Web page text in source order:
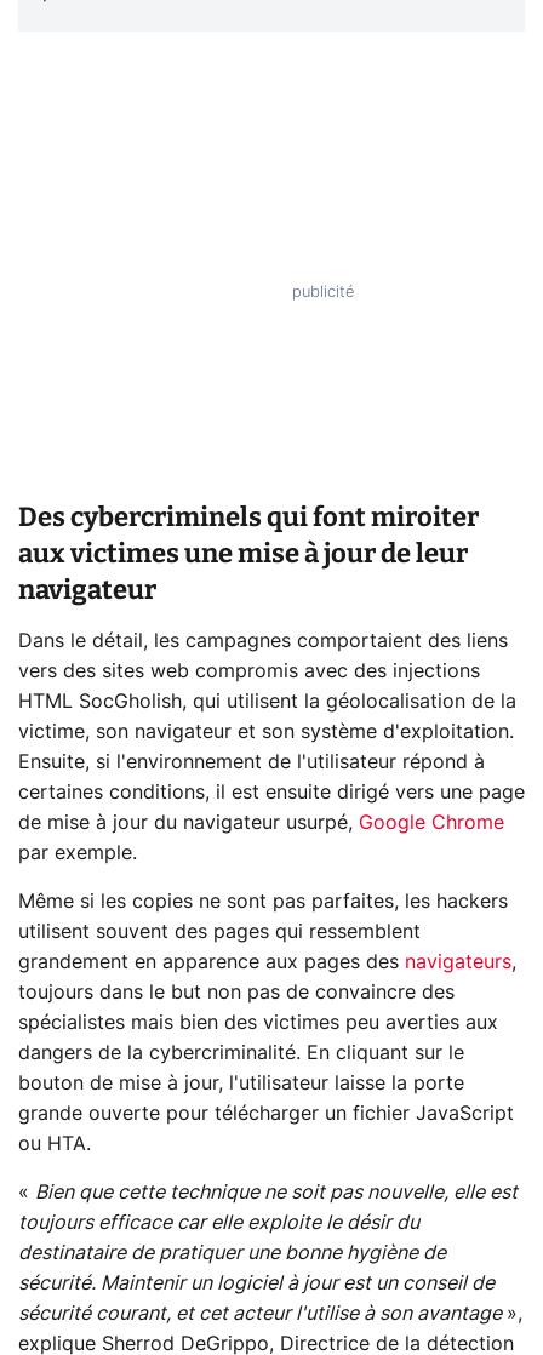
Des cybercriminels qui font miroiter
aux victimes une mise à jour de leur
navigateur
Dans le détail, les campagnes comportaient des liens
vers des sites web compromis avec des injections
HTML SocGholish, qui utilisent la géolocalisation de la
victime, son navigateur et son système d'exploitation.
Ensuite, si l'environnement de l'utilisateur répond à
certaines conditions, il est ensuite dirigé vers une page
de mise à jour du navigateur usurpé, Google Chrome
par exemple.
Même si les copies ne sont pas parfaites, les hackers
utilisent souvent des pages qui ressemblent
grandement en apparence aux pages des navigateurs,
toujours dans le but non pas de convaincre des
spécialistes mais bien des victimes peu averties aux
dangers de la cybercriminalité. En cliquant sur le
bouton de mise à jour, l'utilisateur laisse la porte
grande ouverte pour télécharger un fichier JavaScript
ou HTA.
« Bien que cette technique ne soit pas nouvelle, elle est
toujours efficace car elle exploite le désir du
destinataire de pratiquer une bonne hygiène de
sécurité. Maintenir un logiciel à jour est un conseil de
sécurité courant, et cet acteur l'utilise à son avantage »,
explique Sherrod DeGrippo, Directrice de la détection